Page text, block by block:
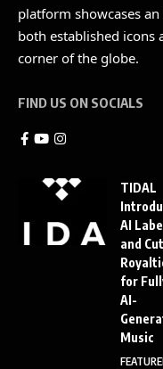
platform showcases
both established icons
corner of the globe.
FIND US ON SOCIALS
TIDAL
AI
and
for
AI-
Music